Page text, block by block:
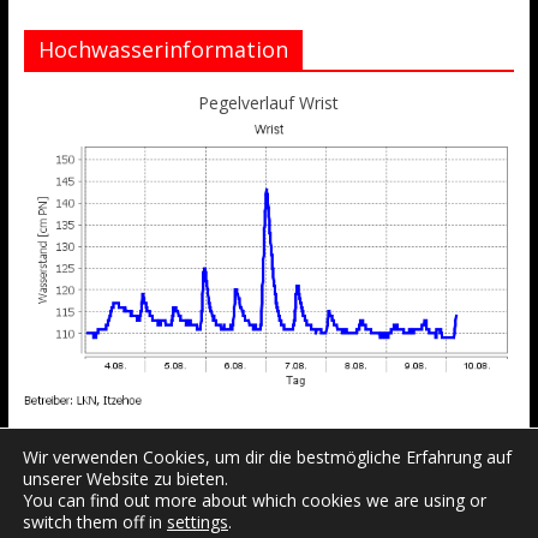
Hochwasserinformation
Pegelverlauf Wrist
Wir verwenden Cookies, um dir die bestmögliche Erfahrung auf
unserer Website zu bieten.
You can find out more about which cookies we are using or
switch them off in settings.